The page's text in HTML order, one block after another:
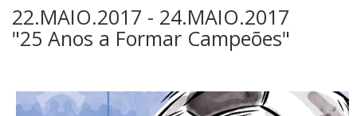
22.MAIO.2017 - 24.MAIO.2017
"25 Anos a Formar Campeões"